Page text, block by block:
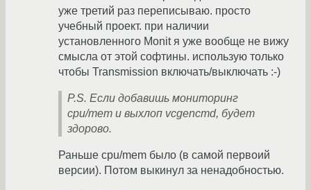
уже третий раз переписываю. просто
учебный проект. при наличии
установленного Monit я уже вообще не вижу
смысла от этой софтины. использую только
чтобы Transmission включать/выключать :-)
P.S. Если добавишь мониторинг
cpu/mem и выхлоп vcgencmd, будет
здорово.
Раньше cpu/mem было (в самой первоий
версии). Потом выкинул за ненадобностью.